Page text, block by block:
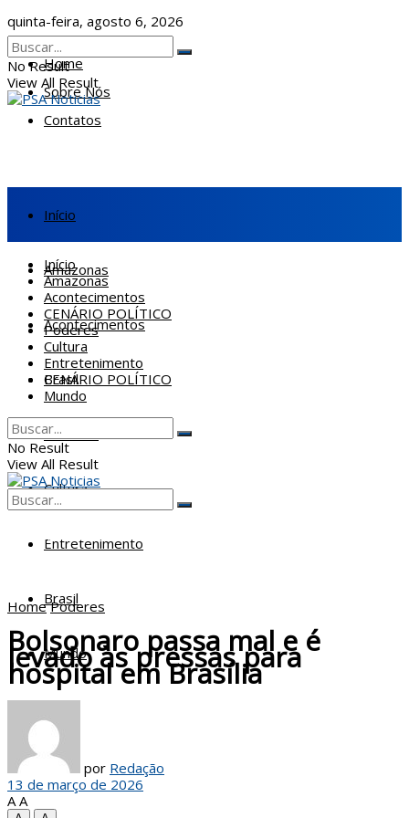
quinta-feira, agosto 6, 2026
Home
Sobre Nós
Contatos
No Result
View All Result
Início
Amazonas
Acontecimentos
CENÁRIO POLÍTICO
Poderes
Cultura
Entretenimento
Brasil
Mundo
Início
Amazonas
Acontecimentos
CENÁRIO POLÍTICO
Poderes
Cultura
Entretenimento
Brasil
Mundo
No Result
View All Result
View All Result
Home Poderes
Bolsonaro passa mal e é
levado às pressas para
hospital em Brasília
por Redação
13 de março de 2026
A A